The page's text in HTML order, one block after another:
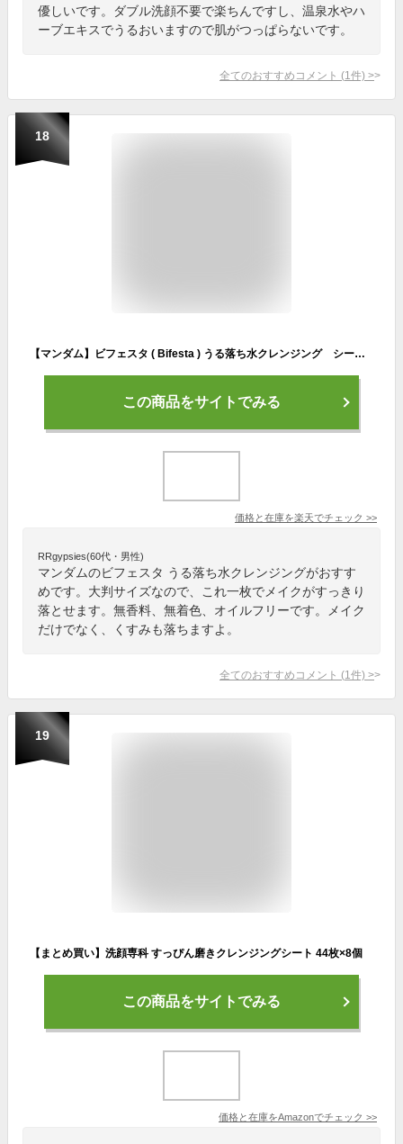
優しいです。ダブル洗顔不要で楽ちんですし、温泉水やハ
ーブエキスでうるおいますので肌がつっぱらないです。
全てのおすすめコメント (1 件) >
18
【マンダム】ビフェスタ ( Bifesta ) うる落ち水クレンジング シート ブライトアップ 46枚 毛穴すっきりタイプの水クレンジングシート ( 4902806405507 )
この商品をサイトでみる
価格と在庫を楽天でチェック >>
RRgypsies(60代・男性)
マンダムのビフェスタ うる落ち水クレンジングがおすす
めです。大判サイズなので、これ一枚でメイクがすっきり
落とせます。無香料、無着色、オイルフリーです。メイク
だけでなく、くすみも落ちますよ。
全てのおすすめコメント (1 件) >
19
【まとめ買い】洗顔専科 すっぴん磨きクレンジングシート 44枚×8個
この商品をサイトでみる
価格と在庫をAmazonでチェック >>